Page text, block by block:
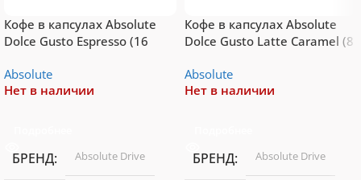
Кофе в капсулах Absolute
Dolce Gusto Espresso (16
Absolute
Нет в наличии
БРЕНД Absolute Drive
Кофе в капсулах Absolute
Dolce Gusto Latte Caramel (8
Absolute
Нет в наличии
БРЕНД Absolute Drive